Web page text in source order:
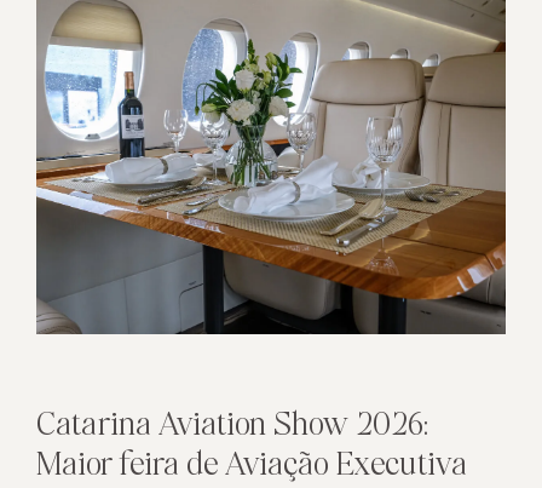
Catarina Aviation Show 2026:
Maior feira de Aviação Executiva